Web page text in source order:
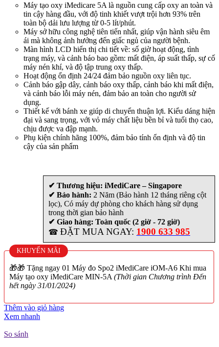
Máy tạo oxy iMedicare 5A là nguồn cung cấp oxy an toàn và
tin cậy hàng đầu, với độ tinh khiết vượt trội hơn 93% trên
toàn bộ dải lưu lượng từ 0-5 lít/phút.
Máy sở hữu công nghệ tiên tiến nhất, giúp vận hành siêu êm
ái mà không ảnh hưởng đến giấc ngủ của người bệnh.
Màn hình LCD hiển thị chi tiết về: số giờ hoạt động, tình
trạng máy, và cảnh báo bao gồm: mất điện, áp suất thấp, sự cố
máy nén khí, và độ tập trung oxy thấp.
Hoạt động ổn định 24/24 đảm bảo nguồn oxy liên tục.
Cảnh báo gập dây, cảnh báo oxy thấp, cảnh báo khi mất điện,
và cảnh báo lỗi máy nén, đảm bảo an toàn cho người sử
dụng.
Thiết kế với bánh xe giúp di chuyển thuận lợi. Kiểu dáng hiện
đại và sang trọng, với vỏ máy chất liệu bền bỉ và tuổi thọ cao,
chịu được va đập mạnh.
Phụ kiện chính hãng 100%, đảm bảo tính ổn định và độ tin
cậy của sản phẩm
✔ Thương hiệu: iMediCare – Singapore
✔ Bảo hành: 2 Năm (Bảo hành 12 tháng riêng cột
lọc), Có máy dự phòng cho khách hàng sử dụng
trong thời gian bảo hành
✔ Giao hàng: Toàn quốc (2 giờ - 72 giờ)
☎ ĐẶT MUA NGAY: 1900 633 985
KHUYẾN MÃI
🎁🎁 Tặng ngay 01 Máy đo Spo2 iMediCare iOM-A6 Khi mua
Máy tạo oxy iMediCare MIN-5A (Thời gian Chương trình Đến
hết ngày 31/01/2024)
Thêm vào giỏ hàng
Xem nhanh
So sánh